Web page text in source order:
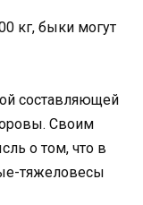
кг, быки могут
составляющей
Своим
о том, что в
тяжеловесы